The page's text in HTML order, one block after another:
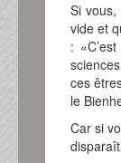
Si
vide et
:
ces
le
Car si